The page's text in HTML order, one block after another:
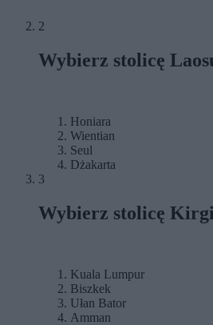
2
Wybierz stolicę
Honiara
Wientian
Seul
Dżakarta
3
Wybierz stolicę
Kuala Lumpur
Biszkek
Ułan Bator
Amman